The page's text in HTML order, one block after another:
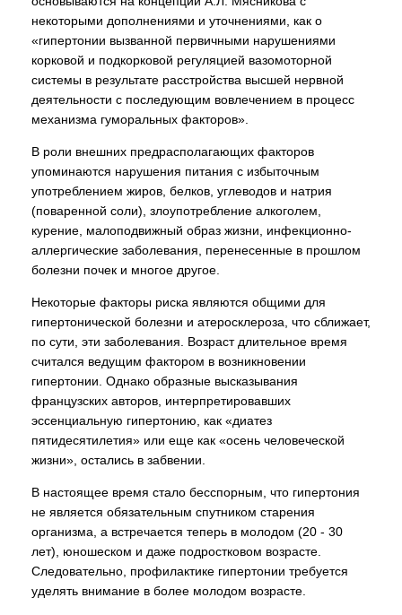
некоторыми дополнениями и уточнениями, как о
«гипертонии вызванной первичными нарушениями
корковой и подкорковой регуляцией вазомоторной
системы в результате расстройства высшей нервной
деятельности с последующим вовлечением в процесс
механизма гуморальных факторов».
В роли внешних предрасполагающих факторов
упоминаются нарушения питания с избыточным
употреблением жиров, белков, углеводов и натрия
(поваренной соли), злоупотребление алкоголем,
курение, малоподвижный образ жизни, инфекционно-
аллергические заболевания, перенесенные в прошлом
болезни почек и многое другое.
Некоторые факторы риска являются общими для
гипертонической болезни и атеросклероза, что сближает,
по сути, эти заболевания. Возраст длительное время
считался ведущим фактором в возникновении
гипертонии. Однако образные высказывания
французских авторов, интерпретировавших
эссенциальную гипертонию, как «диатез
пятидесятилетия» или еще как «осень человеческой
жизни», остались в забвении.
В настоящее время стало бесспорным, что гипертония
не является обязательным спутником старения
организма, а встречается теперь в молодом (20 - 30
лет), юношеском и даже подростковом возрасте.
Следовательно, профилактике гипертонии требуется
уделять внимание в более молодом возрасте.